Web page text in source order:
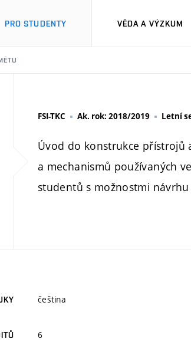
PRO STUDENTY VĚDA A VÝZKUM
FSI-TKC Ak. rok: 2018/2019 Letní
Úvod do konstrukce přístrojů
a mechanismů používaných
studentů s možnostmi
čeština
6